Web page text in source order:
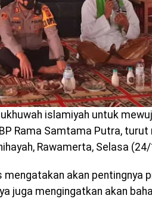
islamiyah untuk
Rama Samtama Putra,
Rawamerta, Selasa
akan pentingnya
juga mengingatkan akan